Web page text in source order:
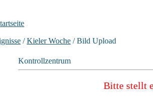
/Kieler Woche / Bild Upload
Kontrollzentrum
Bitte stellt